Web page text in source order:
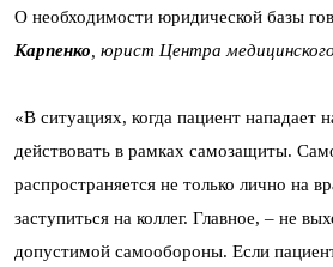
О необходимости юридической базы
Карпенко, юрист Центра
«В ситуациях, когда пациент нападает
действовать в рамках самозащиты.
распространяется не только лично на
заступиться на коллег. Главное, – не
допустимой самообороны. Если